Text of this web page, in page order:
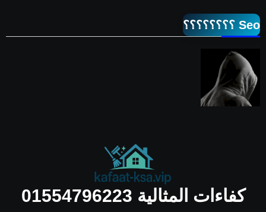
Seo ؟؟؟؟؟؟؟؟
كفاءات المثالية 01554796223